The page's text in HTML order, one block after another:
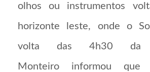
olhos ou instrumentos
horizonte leste, onde o
volta das 4h30 da
Monteiro informou que